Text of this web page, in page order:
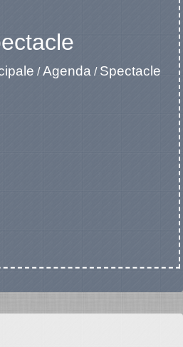
/Agenda / Spectacle